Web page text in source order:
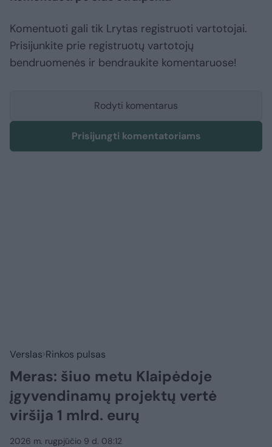
Komentuoti gali tik Lrytas registruoti vartotojai.
Prisijunkite prie registruotų vartotojų
bendruomenės ir bendraukite komentaruose!
Rodyti komentarus
Prisijungti komentatoriams
Verslas Rinkos pulsas
Meras: šiuo metu Klaipėdoje
įgyvendinamų projektų vertė
viršija 1 mlrd. eurų
2026 m. rugpjūčio 9 d. 08:12